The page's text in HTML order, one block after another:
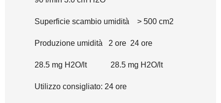
Superficie scambio umidità > 500 cm2
Produzione umidità 2 ore 24 ore
28.5 mg H2O/lt 28.5 mg H2O/lt
Utilizzo consigliato: 24 ore